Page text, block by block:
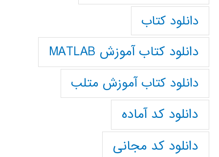
دانلود کتاب
دانلود کتاب آموزش MATLAB
دانلود کتاب آموزش متلب
دانلود کد آماده
دانلود کد مجانی